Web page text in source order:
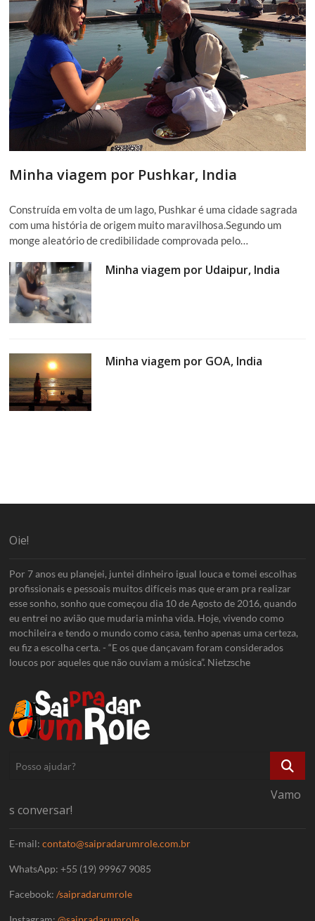
Minha viagem por Pushkar, India
Construída em volta de um lago, Pushkar é uma cidade sagrada
com uma história de origem muito maravilhosa.Segundo um
monge aleatório de credibilidade comprovada pelo…
Minha viagem por Udaipur, India
Minha viagem por GOA, India
Oie!
Por 7 anos eu planejei, juntei dinheiro igual louca e tomei escolhas
profissionais e pessoais muitos difíceis mas que eram pra realizar
esse sonho, sonho que começou dia 10 de Agosto de 2016, quando
eu entrei no avião que mudaria minha vida. Hoje, vivendo como
mochileira e tendo o mundo como casa, tenho apenas uma certeza,
eu fiz a escolha certa. - “E os que dançavam foram considerados
loucos por aqueles que não ouviam a música”. Nietzsche
Posso
ajudar?
Vamo
s conversar!
E-mail:contato@saipradarumrole.com.br
WhatsApp: +55 (19) 99967 9085
Facebook:/saipradarumrole